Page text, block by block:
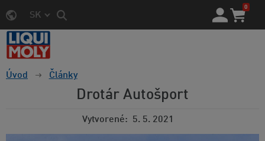
SK
0
Úvod Články
Drotár Autošport
Vytvorené 5. 5. 2021